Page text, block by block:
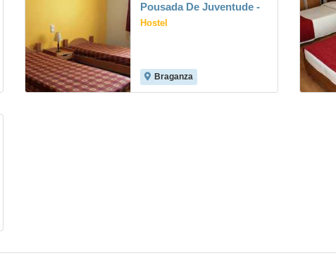
Pousada De Juventude -
Hostel
Braganza